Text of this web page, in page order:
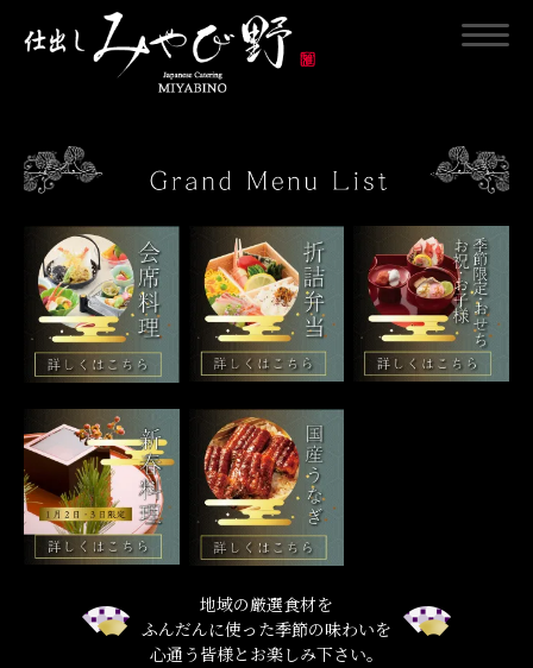
地域の厳選食材を
ふんだんに使った季節の味わいを
心通う皆様とお楽しみ下さい。